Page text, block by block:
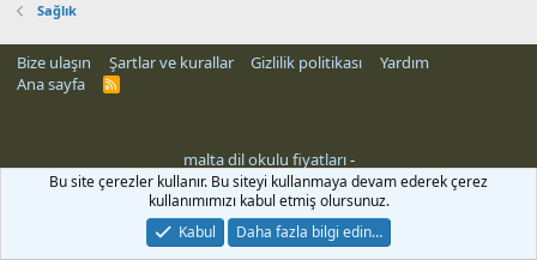
Sağlık
Bize ulaşın Şartlar ve kurallar Gizlilik politikası
Yardım
Ana sayfa
R
malta dil okulu fiyatları-
Bu site çerezler kullanır. Bu siteyi kullanmaya devam ederek çerez
kullanımımızı kabul etmiş olursunuz.
Kabul
Daha fazla bilgi edin…